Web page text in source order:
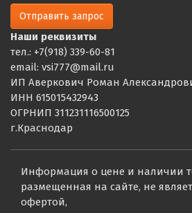
Отправить запрос
Наши реквизиты
тел.: +7(918) 339-60-81
email: vsi777@mail.ru
ИП Аверкович Роман
ИНН 615015432943
ОГРНИП 311231116500125
г.Краснодар
Информация о цене и наличии
размещенная на сайте, не
офертой,